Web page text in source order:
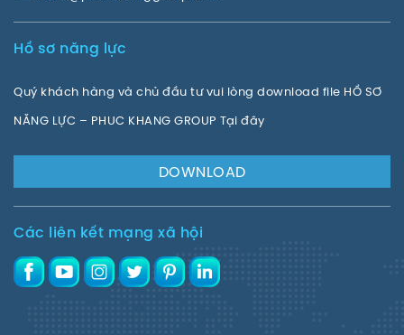
Hồ sơ năng lực
Quý khách hàng và chủ đầu tư vui lòng download file HỒ SƠ
NĂNG LỰC – PHUC KHANG GROUP Tại đây
DOWNLOAD
Các liên kết mạng xã hội